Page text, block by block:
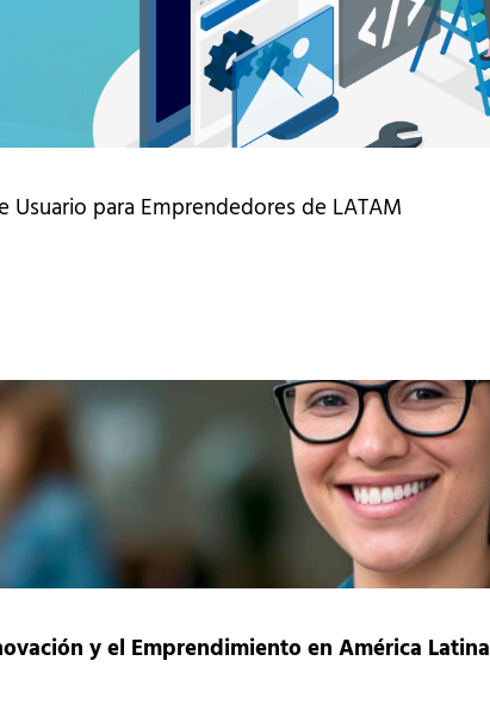
Usuario para Emprendedores de LATAM
y el Emprendimiento en América Latina